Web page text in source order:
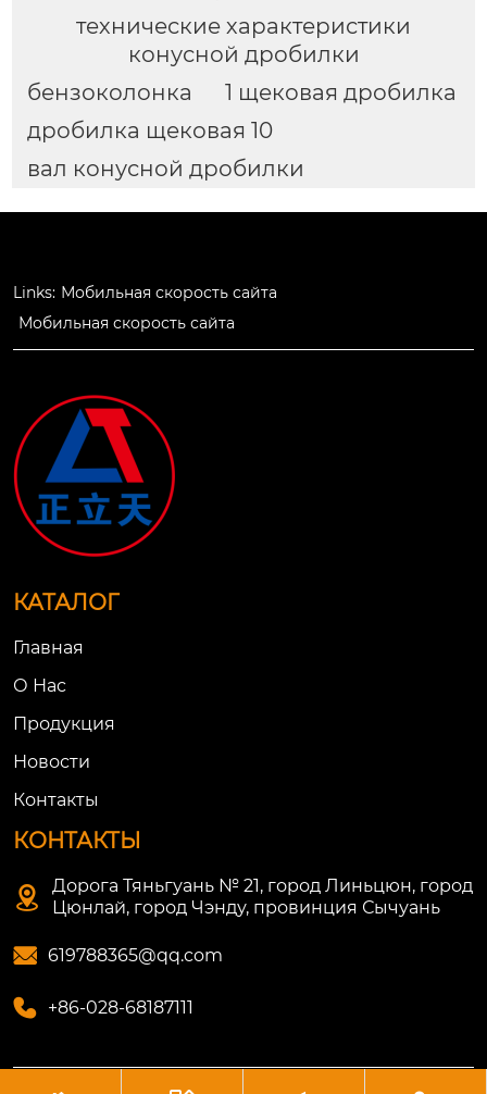
технические характеристики
конусной дробилки
бензоколонка
1 щековая дробилка
дробилка щековая 10
вал конусной дробилки
Links: Мобильная скорость сайта
Мобильная скорость сайта
КАТАЛОГ
Главная
О Нac
Продукция
Новости
Контакты
КОНТАКТЫ

Дорога Тяньгуань № 21, город Линьцюн, город
Цюнлай, город Чэнду, провинция Сычуань
 619788365@qq.com
 +86-028-68187111